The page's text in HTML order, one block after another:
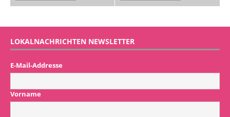
LOKALNACHRICHTEN NEWSLETTER
E-Mail-Addresse
Vorname